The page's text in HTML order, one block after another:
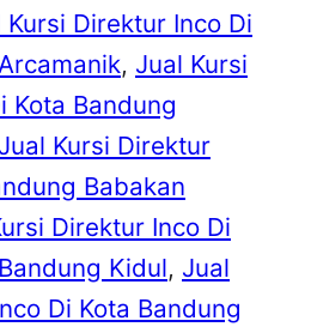
Kursi Direktur Inco Di
, Jual Kursi
Kota Bandung
Jual Kursi Direktur
Babakan
Direktur Inco Di
Kidul, Jual
Di Kota Bandung